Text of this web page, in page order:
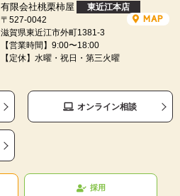
有限会社桃栗柿屋
東近江本店
〒527-0042
滋賀県東近江市外町1381-3
【営業時間】9:00〜18:00
【定休】水曜・祝日・第三火曜
MAP
オンライン相談
採用